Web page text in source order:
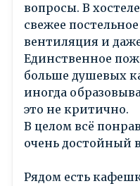
вопросы. В
свежее
вентиляция и
Единственное
больше душевых
иногда
это не критично.
В целом всё
очень достойный
Рядом есть